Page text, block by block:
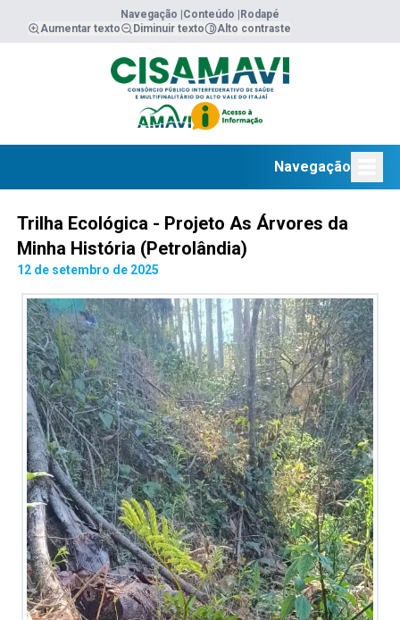
Navegação | Conteúdo |
Rodapé
Aumentar texto
Diminuir texto Alto contraste
Navegação
Trilha Ecológica - Projeto As Árvores da
Minha História (Petrolândia)
12 de setembro de 2025